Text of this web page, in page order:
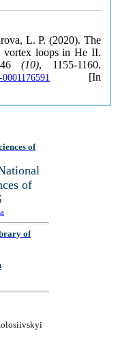
L. P. (2020). The
vortex loops in He II.
(10), 1155-1160.
[In
of
of
of